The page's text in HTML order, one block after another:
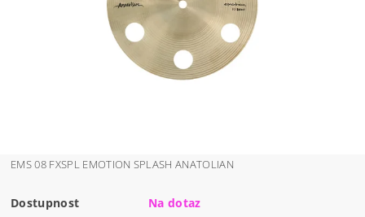
EMS 08 FXSPL EMOTION SPLASH ANATOLIAN
Dostupnost Na dotaz